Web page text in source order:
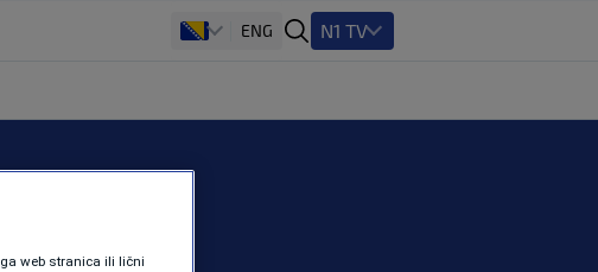
ENG N1 TV
web stranica ili lični